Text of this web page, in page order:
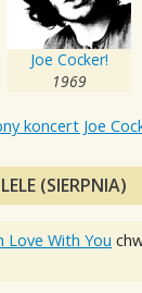
Joe Cocker!
1969
koncert Joe
(SIERPNIA)
Love With You